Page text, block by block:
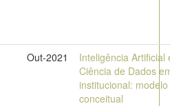
Out-2021
Inteligência Artificial
Ciência de Dados
institucional: modelo
conceitual